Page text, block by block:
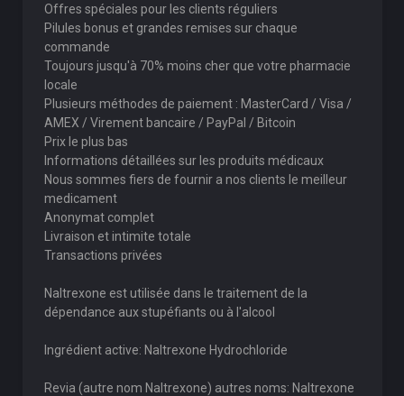
Offres spéciales pour les clients réguliers
Pilules bonus et grandes remises sur chaque
commande
Toujours jusqu'à 70% moins cher que votre pharmacie
locale
Plusieurs méthodes de paiement : MasterCard / Visa /
AMEX / Virement bancaire / PayPal / Bitcoin
Prix le plus bas
Informations détaillées sur les produits médicaux
Nous sommes fiers de fournir a nos clients le meilleur
medicament
Anonymat complet
Livraison et intimite totale
Transactions privées
Naltrexone est utilisée dans le traitement de la
dépendance aux stupéfiants ou à l'alcool
Ingrédient active: Naltrexone Hydrochloride
Revia (autre nom Naltrexone) autres noms: Naltrexone